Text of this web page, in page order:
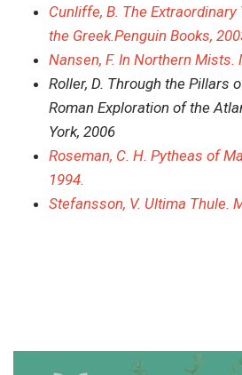
Cunliffe, B. The
the Greek.Penguin Books,
Nansen, F. In Northern Mists.
Roller, D. Through the Pillars
Roman Exploration of the
York, 2006
Roseman, C. H. Pytheas of
1994.
Stefansson, V. Ultima Thule.